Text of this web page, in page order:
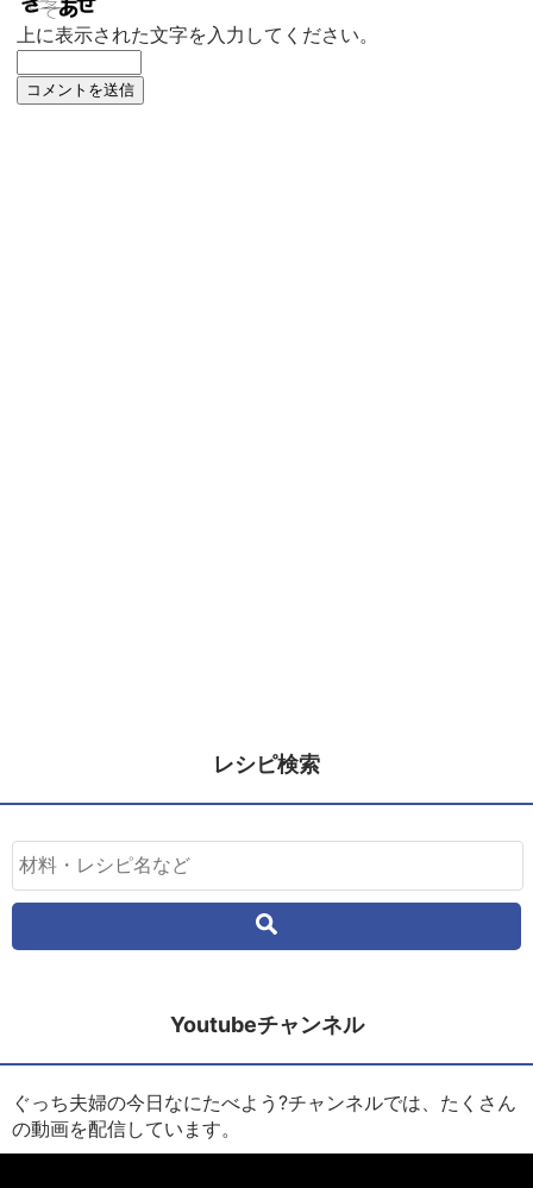
上に表示された文字を入力してください。
レシピ検索
Youtubeチャンネル
ぐっち夫婦の今日なにたべよう?チャンネルでは、たくさん
の動画を配信しています。